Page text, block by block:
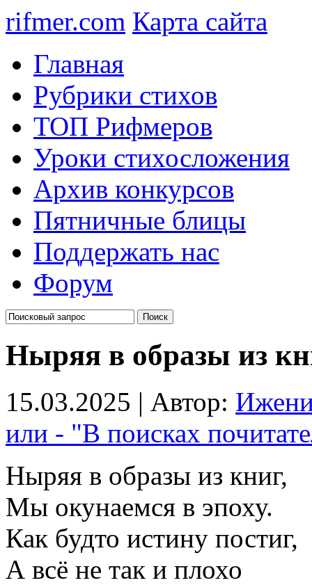
rifmer.com Карта сайта
Главная
Рубрики стихов
ТОП Рифмеров
Уроки стихосложения
Архив конкурсов
Пятничные блицы
Поддержать нас
Форум
Ныряя в образы из
15.03.2025 | Автор:
или - "В поисках
Ныряя в образы из книг,
Мы окунаемся в эпоху.
Как будто истину постиг,
А всё не так и плохо